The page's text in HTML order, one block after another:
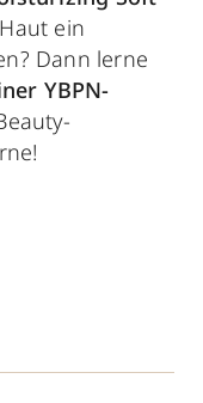
ein
Dann lerne
YBPN-